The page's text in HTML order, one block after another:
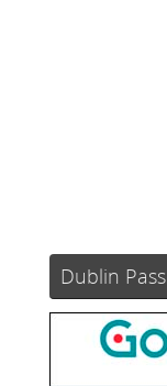
Dublin Pass